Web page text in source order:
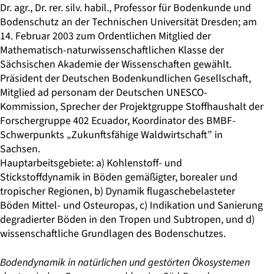
Dr. agr., Dr. rer. silv. habil., Professor für Bodenkunde und
Bodenschutz an der Technischen Universität Dresden; am
14. Februar 2003 zum Ordentlichen Mitglied der
Mathematisch-naturwissenschaftlichen Klasse der
Sächsischen Akademie der Wissenschaften gewählt.
Präsident der Deutschen Bodenkundlichen Gesellschaft,
Mitglied ad personam der Deutschen UNESCO-
Kommission, Sprecher der Projektgruppe Stoffhaushalt der
Forschergruppe 402 Ecuador, Koordinator des BMBF-
Schwerpunkts „Zukunftsfähige Waldwirtschaft” in
Sachsen.
Hauptarbeitsgebiete: a) Kohlenstoff- und
Stickstoffdynamik in Böden gemäßigter, borealer und
tropischer Regionen, b) Dynamik flugaschebelasteter
Böden Mittel- und Osteuropas, c) Indikation und Sanierung
degradierter Böden in den Tropen und Subtropen, und d)
wissenschaftliche Grundlagen des Bodenschutzes.
Bodendynamik in natürlichen und gestörten Ökosystemen